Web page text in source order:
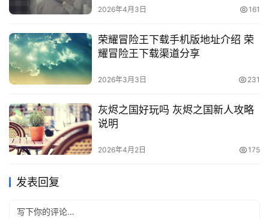
2026年4月3日 161
荣耀冒险王下载手机版地址介绍 荣
耀冒险王下载渠道分享
2026年3月3日 231
灰烬之国好玩吗 灰烬之国新人攻略
说明
2026年4月2日 175
发表回复